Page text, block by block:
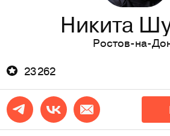
Никита
Ростов-на-
23 262